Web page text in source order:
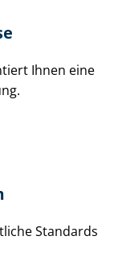
Ihnen eine
Standards